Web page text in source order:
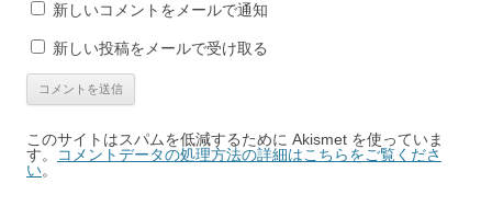
新しいコメントをメールで通知
新しい投稿をメールで受け取る
このサイトはスパムを低減するために Akismet を使っていま
す。
コメントデータの処理方法の詳細はこちらをご覧くださ
い。